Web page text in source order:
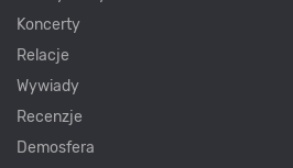
Koncerty
Relacje
Wywiady
Recenzje
Demosfera